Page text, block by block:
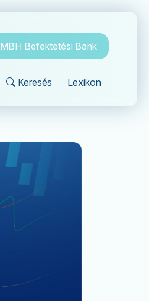
MBH Befektetési Bank
Keresés Lexikon